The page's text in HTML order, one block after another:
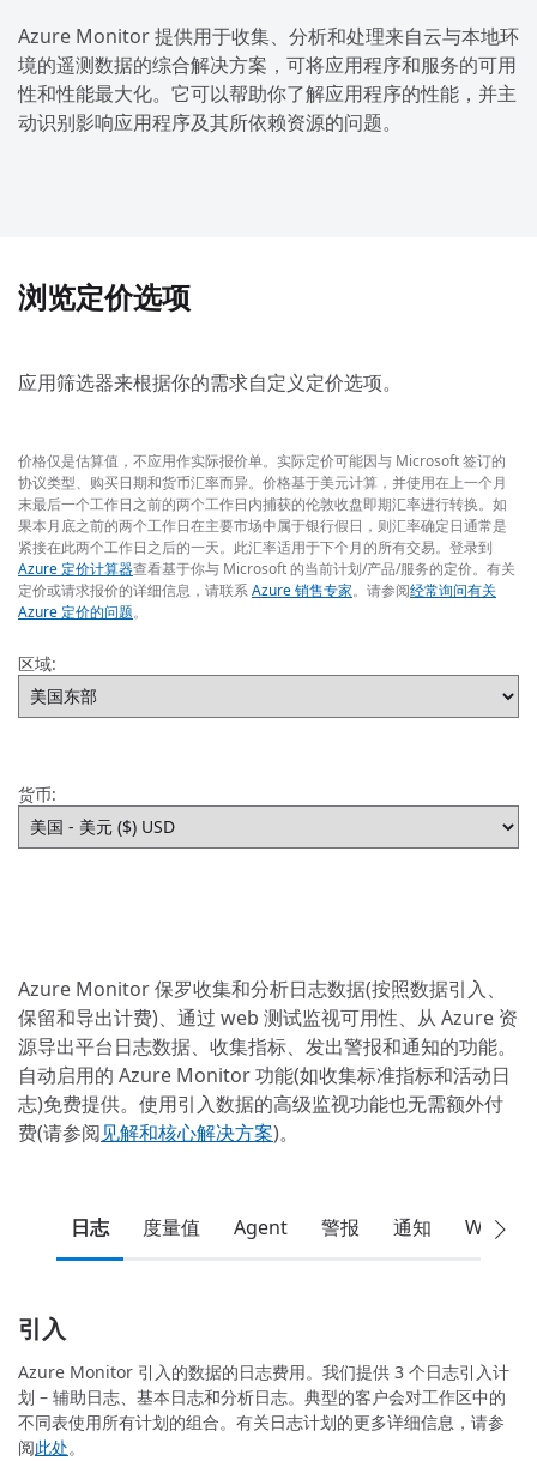
Azure Monitor 提供用于收集、分析和处理来自云与本地环
境的遥测数据的综合解决方案，可将应用程序和服务的可用
性和性能最大化。它可以帮助你了解应用程序的性能，并主
动识别影响应用程序及其所依赖资源的问题。
浏览定价选项
应用筛选器来根据你的需求自定义定价选项。
价格仅是估算值，不应用作实际报价单。实际定价可能因与 Microsoft 签订的
协议类型、购买日期和货币汇率而异。价格基于美元计算，并使用在上一个月
末最后一个工作日之前的两个工作日内捕获的伦敦收盘即期汇率进行转换。如
果本月底之前的两个工作日在主要市场中属于银行假日，则汇率确定日通常是
紧接在此两个工作日之后的一天。此汇率适用于下个月的所有交易。登录到
Azure 定价计算器查看基于你与 Microsoft 的当前计划/产品/服务的定价。有关
定价或请求报价的详细信息，请联系Azure 销售专家。请参阅经常询问有关
Azure 定价的问题。
区域:
货币:
Azure Monitor 保罗收集和分析日志数据(按照数据引入、
保留和导出计费)、通过 web 测试监视可用性、从 Azure 资
源导出平台日志数据、收集指标、发出警报和通知的功能。
自动启用的 Azure Monitor 功能(如收集标准指标和活动日
志)免费提供。使用引入数据的高级监视功能也无需额外付
费(请参阅见解和核心解决方案)。
日志 度量值 Agent 警报 通知 Web 测
引入
Azure Monitor 引入的数据的日志费用。我们提供 3 个日志引入计
划 – 辅助日志、基本日志和分析日志。典型的客户会对工作区中的
不同表使用所有计划的组合。有关日志计划的更多详细信息，请参
阅此处。